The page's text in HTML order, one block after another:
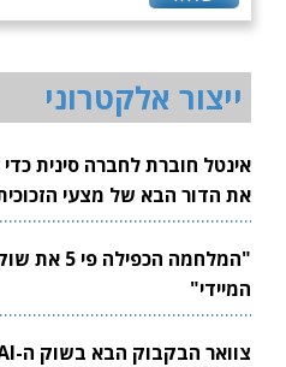
ייצור אלקטרוני
אינטל חוברת לחברה סינית
את הדור הבא של מצעי
לשבבים
"המלחמה הכפילה
המיידי"